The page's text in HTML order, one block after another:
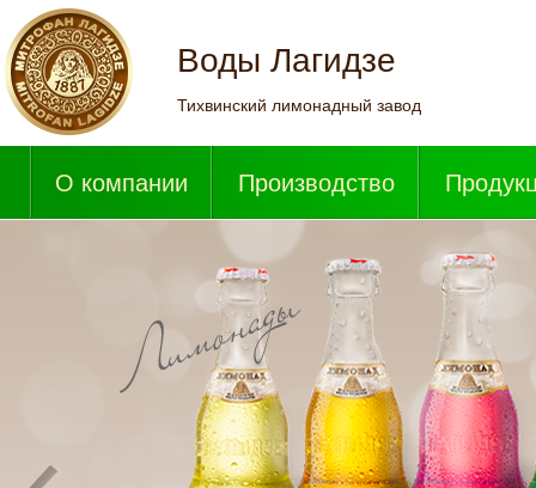
Воды Лагидзе
Тихвинский лимонадный завод
О компании Производство